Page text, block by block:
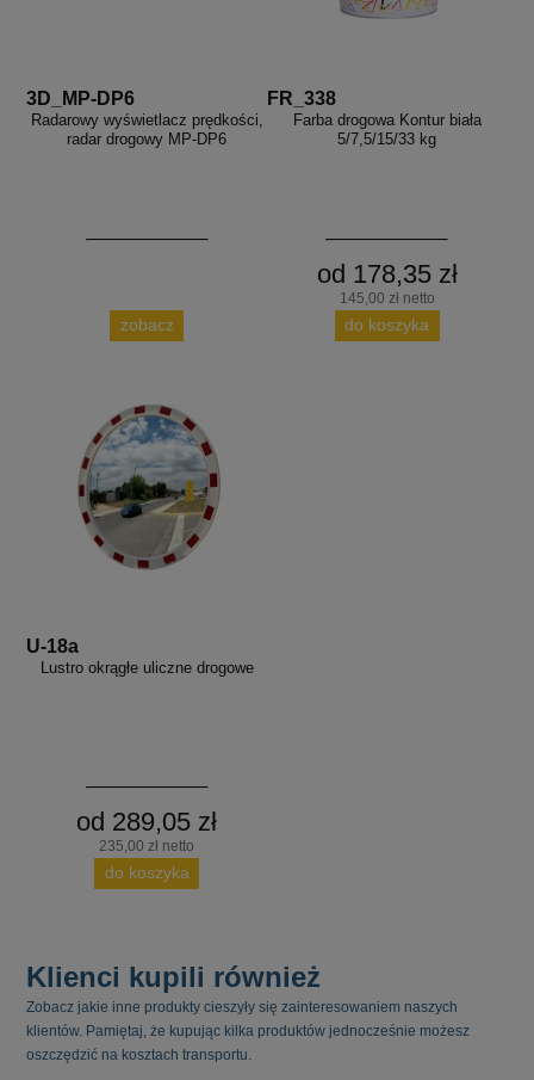
3D_MP-DP6
Radarowy wyświetlacz prędkości,
radar drogowy MP-DP6
zobacz
FR_338
Farba drogowa Kontur biała
5/7,5/15/33 kg
od 178,35 zł
145,00 zł netto
do koszyka
U-18a
Lustro okrągłe uliczne drogowe
od 289,05 zł
235,00 zł netto
do koszyka
Klienci kupili również
Zobacz jakie inne produkty cieszyły się zainteresowaniem naszych
klientów. Pamiętaj, że kupując kilka produktów jednocześnie możesz
oszczędzić na kosztach transportu.